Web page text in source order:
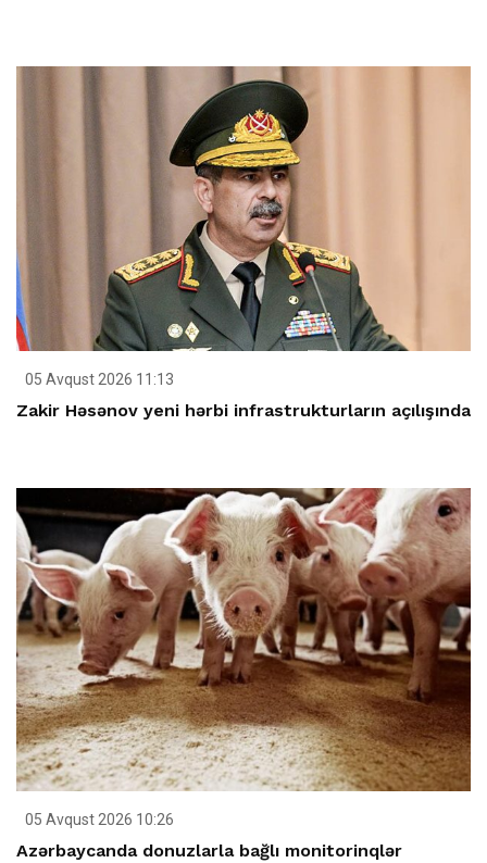
05 Avqust 2026 11:13
Zakir Həsənov yeni hərbi infrastrukturların açılışında
05 Avqust 2026 10:26
Azərbaycanda donuzlarla bağlı monitorinqlər